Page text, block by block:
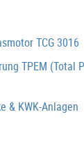
TCG 3016
TPEM (Total
& KWK-Anlagen